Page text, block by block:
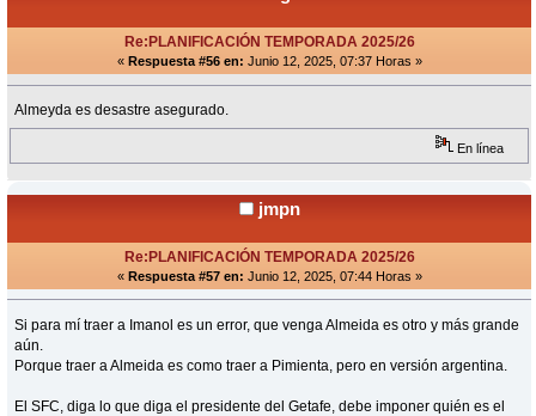
Re:PLANIFICACIÓN TEMPORADA 2025/26
« Respuesta #56 en: Junio 12, 2025, 07:37 Horas »
Almeyda es desastre asegurado.
En línea
jmpn
Re:PLANIFICACIÓN TEMPORADA 2025/26
« Respuesta #57 en: Junio 12, 2025, 07:44 Horas »
Si para mí traer a Imanol es un error, que venga Almeida es otro y más grande
aún.
Porque traer a Almeida es como traer a Pimienta, pero en versión argentina.
El SFC, diga lo que diga el presidente del Getafe, debe imponer quién es el